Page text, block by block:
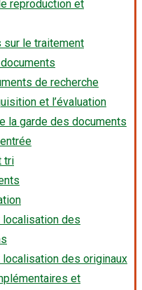
reproduction et
sur le traitement
de recherche
et l’évaluation
la garde des documents
tri
localisation des
des originaux
et